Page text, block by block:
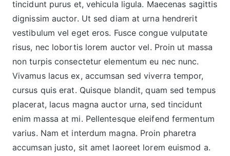
tincidunt purus et, vehicula ligula. Maecenas sagittis
dignissim auctor. Ut sed diam at urna hendrerit
vestibulum vel eget eros. Fusce congue vulputate
risus, nec lobortis lorem auctor vel. Proin ut massa
non turpis consectetur elementum eu nec nunc.
Vivamus lacus ex, accumsan sed viverra tempor,
cursus quis erat. Quisque blandit, quam sed tempus
placerat, lacus magna auctor urna, sed tincidunt
enim massa at mi. Pellentesque eleifend fermentum
varius. Nam et interdum magna. Proin pharetra
accumsan justo, sit amet laoreet lorem euismod a.